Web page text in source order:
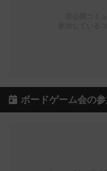
ボードゲーム会の